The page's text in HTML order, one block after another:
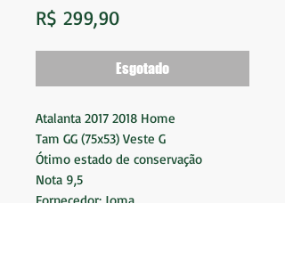
R$ 299,90Preço
Esgotado
Atalanta 2017 2018 Home
Tam GG (75x53) Veste G
Ótimo estado de conservação
Nota 9,5
Fornecedor: Joma